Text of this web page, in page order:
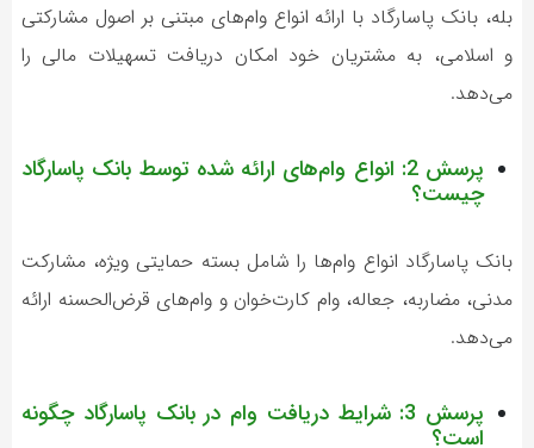
بله، بانک پاسارگاد با ارائه انواع وام‌های مبتنی بر اصول مشارکتی
و اسلامی، به مشتریان خود امکان دریافت تسهیلات مالی را
می‌دهد.
پرسش 2: انواع وام‌های ارائه شده توسط بانک پاسارگاد
چیست؟
بانک پاسارگاد انواع وام‌ها را شامل بسته حمایتی ویژه، مشارکت
مدنی، مضاربه، جعاله، وام کارت‌خوان و وام‌های قرض‌الحسنه ارائه
می‌دهد.
پرسش 3: شرایط دریافت وام در بانک پاسارگاد چگونه
است؟